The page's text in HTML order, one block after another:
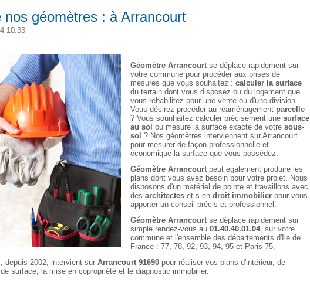
nos géomètres : à Arrancourt
10:33
Géomètre Arrancourt se déplace rapidement sur
votre commune pour procéder aux prises de
mesures que vous souhaitez : calculer la surface
du terrain dont vous disposez ou du logement que
vous réhabilitez pour une vente ou d'une division.
Vous désirez procéder au réaménagement parcelle
? Vous sounhaitez calculer précisément une surface
au sol ou mesure la surface exacte de votre sous-
sol ? Nos géomètres interviennent sur Arrancourt
pour mesurer de façon professionnelle et
économique la surface que vous possédez.
Géomètre Arrancourt peut également produire les
plans dont vous avez besoin pour votre projet. Nous
disposons d'un matériel de pointe et travaillons avec
des architectes et s en droit immobilier pour vous
apporter un conseil précis et professionnel.
Géomètre Arrancourt se déplace rapidement sur
simple rendez-vous au 01.40.40.01.04, sur votre
commune et l'ensemble des départements d'Ile de
France : 77, 78, 92, 93, 94, 95 et Paris 75.
depuis 2002, intervient sur Arrancourt 91690 pour réaliser vos plans d'intérieur, de
surface, la mise en copropriété et le diagnostic immobilier.